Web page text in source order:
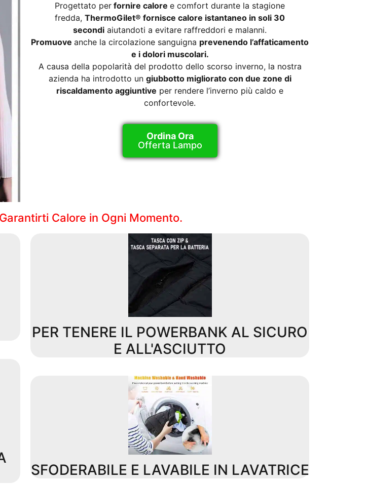
Progettato per fornire calore e comfort durante la stagione
fredda, ThermoGilet® fornisce calore istantaneo in soli 30
secondi aiutandoti a evitare raffreddori e malanni.
Promuove anche la circolazione sanguigna prevenendo l’affaticamento
e i dolori muscolari.
A causa della popolarità del prodotto dello scorso inverno, la nostra
azienda ha introdotto un giubbotto migliorato con due zone di
riscaldamento aggiuntive per rendere l’inverno più caldo e
confortevole.
Ordina Ora
Offerta Lampo
Calore in Ogni Momento.
PER TENERE IL POWERBANK AL SICURO
E ALL'ASCIUTTO
SFODERABILE E LAVABILE IN LAVATRICE